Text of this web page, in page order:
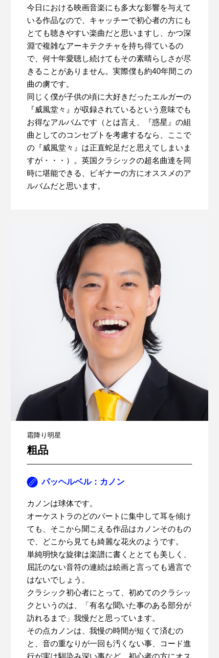
今日における映画音楽にも多大な影響を与えて
いる作品なので、キャッチーで初心者の方にも
とても聴きやすい楽曲だと思いますし、かつ深
淵で複雑なアーキテクチャを持ち得ているの
で、何十年愛聴し続けてもその素晴らしさが尽
きることがありません。実際僕も約40年間この
曲の虜です。
同じく僕が子供の頃に大好きだったエルガーの
『威風堂々』が収録されているという意味でも
お得なアルバムです（とは言え、『惑星』の組
曲としてのコンセプトを考慮するなら、ここで
の『威風堂々』は正直蛇足だと思えてしまいま
すが・・・）。英国クラシックの超名曲達を同
時に堪能できる、ビギナーの方にオススメのア
ルバムだと思います。
霜降り明星
粗品
パッヘルベル：カノン
カノンは球体です。
オーケストラのどのパートに集中して耳を傾け
ても、そこから聞こえる作品はカノンそのもの
で、どこから見ても綺麗な花火のようです。
単純明快な旋律は楽譜に書くととても美しく、
屈託のない音符の連続は絵画と言っても過言で
はないでしょう。
クラシック初心者にとって、初めてのクラシッ
クというのは、「有名な聞いた事のある部分が
訪れるまで」我慢だと思っています。
その点カノンは、我慢の時間が短くて済むの
と、音の重なりが一回も汚くない事、コード進
行が実は馴染み深い事など、初心者の方にオス